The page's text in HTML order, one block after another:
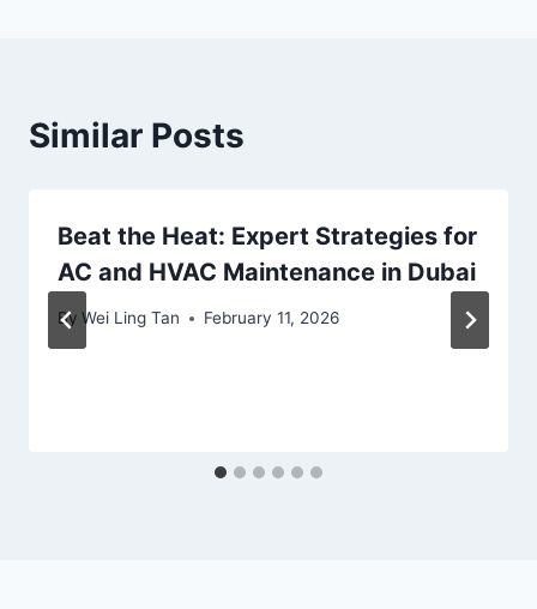
Similar Posts
Beat the Heat: Expert Strategies for
AC and HVAC Maintenance in Dubai
By Wei Ling Tan February 11, 2026